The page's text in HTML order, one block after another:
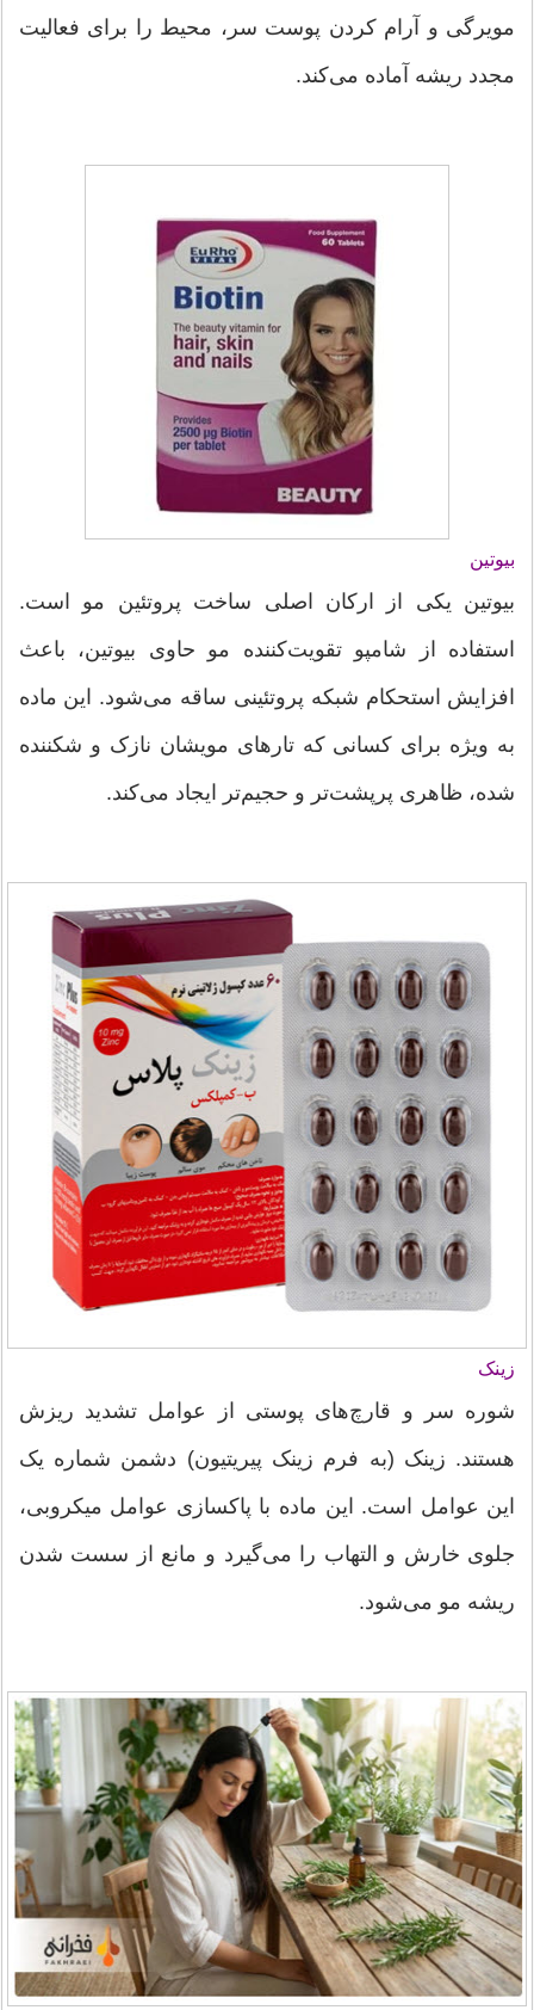
مویرگی و آرام کردن پوست سر، محیط را برای فعالیت
مجدد ریشه آماده می‌کند.
بیوتین
بیوتین یکی از ارکان اصلی ساخت پروتئین مو است.
استفاده از شامپو تقویت‌کننده مو حاوی بیوتین، باعث
افزایش استحکام شبکه پروتئینی ساقه می‌شود. این ماده
به ویژه برای کسانی که تارهای مویشان نازک و شکننده
شده، ظاهری پرپشت‌تر و حجیم‌تر ایجاد می‌کند.
زینک
شوره‌ سر و قارچ‌های پوستی از عوامل تشدید ریزش
هستند. زینک (به فرم زینک پیریتیون) دشمن شماره یک
این عوامل است. این ماده با پاکسازی عوامل میکروبی،
جلوی خارش و التهاب را می‌گیرد و مانع از سست شدن
ریشه مو می‌شود.